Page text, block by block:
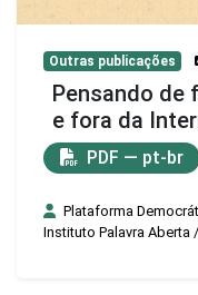
Outras publicações
Pensando de
e fora da
PDF — pt-br
Plataforma
Instituto Palavra Aberta